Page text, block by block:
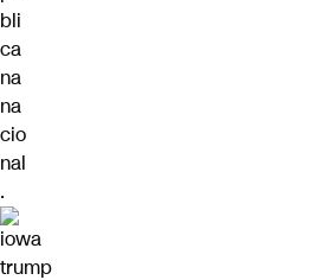
bli
ca
na
na
cio
nal
.